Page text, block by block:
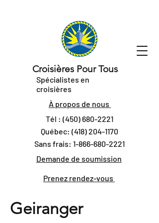
Croisières Pour Tous
Spécialistes en
croisières
À propos de nous
Tél : (450) 680-2221
Québec: (418) 204-1170
Sans frais: 1-866-680-2221
Demande de soumission
Prenez rendez-vous
Geiranger